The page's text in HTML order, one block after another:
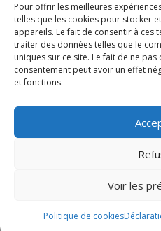
Pour offrir les meilleures
telles que les cookies pour stocker
appareils. Le fait de consentir à ces
traiter des données telles que le
uniques sur ce site. Le fait de ne
consentement peut avoir un effet
et fonctions.
Voir les
Politique de cookies
Newsletter & Presse
121DigitalGroup |